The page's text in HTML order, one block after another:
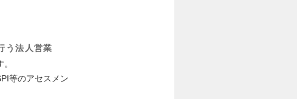
う法人営業
等のアセスメン